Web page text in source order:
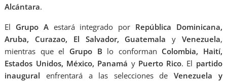
Alcántara.
El Grupo Aestará integrado por República Dominicana,
Aruba, Curazao, El Salvador, Guatemala y Venezuela,
mientras que el Grupo B lo conforman Colombia, Haití,
Estados Unidos, México, Panamá y Puerto Rico. El partido
inaugural enfrentará a las selecciones de Venezuela y